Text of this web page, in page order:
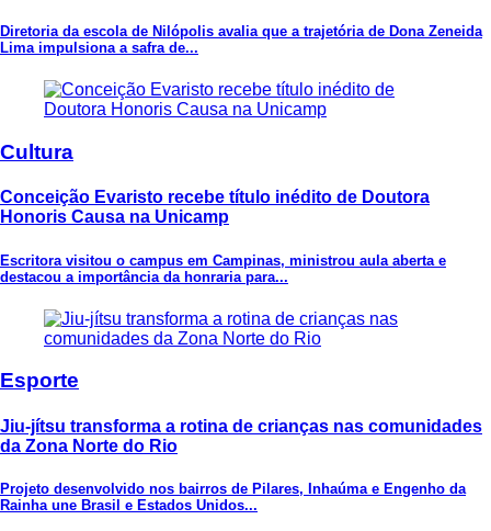
Diretoria da escola de Nilópolis avalia que a trajetória de Dona Zeneida
Lima impulsiona a safra de...
Cultura
Conceição Evaristo recebe título inédito de Doutora
Honoris Causa na Unicamp
Escritora visitou o campus em Campinas, ministrou aula aberta e
destacou a importância da honraria para...
Esporte
Jiu-jítsu transforma a rotina de crianças nas comunidades
da Zona Norte do Rio
Projeto desenvolvido nos bairros de Pilares, Inhaúma e Engenho da
Rainha une Brasil e Estados Unidos...